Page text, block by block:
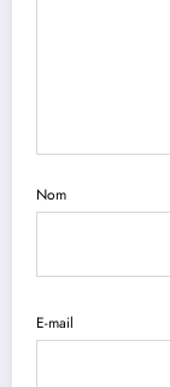
Nom
E-mail